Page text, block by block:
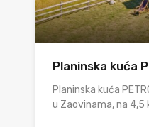
Planinska kuća
Planinska kuća
u Zaovinama, na 4,5